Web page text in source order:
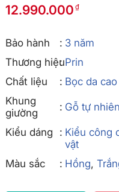
12.990.000
Bảo hành
3 năm
Thương hiệuPrin
Chất liệu
Bọc da
Khung
giường
Gỗ tự nhiên
Kiểu dáng Kiểu công
vật
Màu sắc
Hồng,